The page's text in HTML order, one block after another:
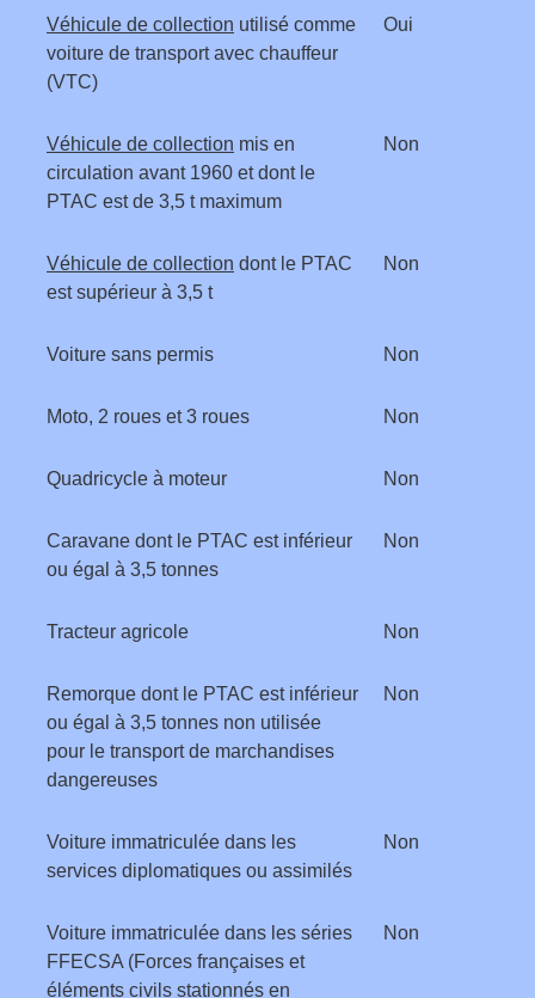
Véhicule de collection utilisé comme
voiture de transport avec chauffeur
(VTC)
Oui
Véhicule de collection mis en
circulation avant 1960 et dont le
PTAC est de 3,5 t maximum
Non
Véhicule de collection dont le PTAC
est supérieur à 3,5 t
Non
Voiture sans permis Non
Moto, 2 roues et 3 roues Non
Quadricycle à moteur Non
Caravane dont le PTAC est inférieur
ou égal à 3,5 tonnes
Non
Tracteur agricole Non
Remorque dont le PTAC est inférieur
ou égal à 3,5 tonnes non utilisée
pour le transport de marchandises
dangereuses
Non
Voiture immatriculée dans les
services diplomatiques ou assimilés
Non
Voiture immatriculée dans les séries
FFECSA (Forces françaises et
éléments civils stationnés en
Non